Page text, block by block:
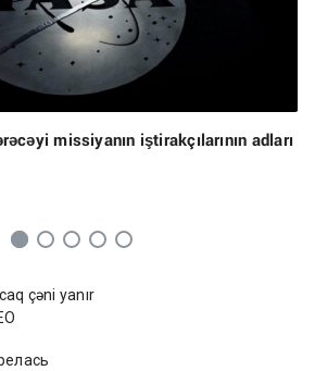
missiyanın iştirakçılarının adları
çəni yanır